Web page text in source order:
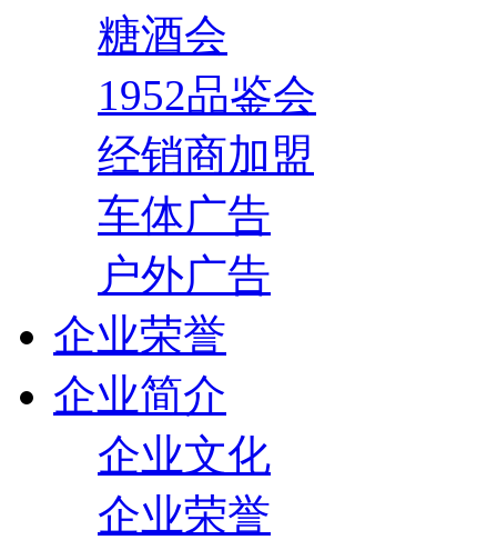
糖酒会
1952品鉴会
经销商加盟
车体广告
户外广告
企业荣誉
企业简介
企业文化
企业荣誉